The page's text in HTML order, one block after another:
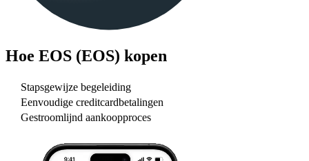
Hoe EOS (EOS) kopen
Stapsgewijze begeleiding
Eenvoudige creditcardbetalingen
Gestroomlijnd aankoopproces